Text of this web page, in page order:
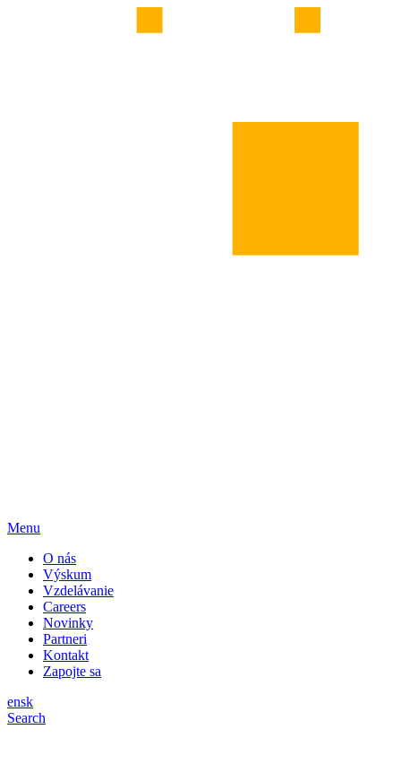
Menu
O nás
Výskum
Vzdelávanie
Careers
Novinky
Partneri
Kontakt
Zapojte sa
ensk
Search